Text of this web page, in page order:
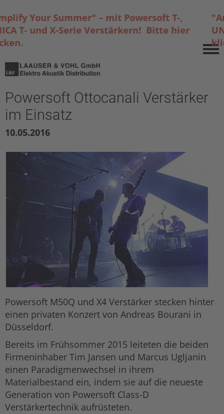
Your Summer" – mit Powersoft T-,
T- und X-Serie Verstärkern! Bitte hier
Powersoft Ottocanali Verstärker
im Einsatz
10.05.2016
Powersoft M50Q und X4 Verstärker stecken hinter
einen privaten Konzert von Andreas Bourani in
Düsseldorf.
Bereits im Frühsommer 2015 leiteten die beiden
Firmeninhaber Tim Jansen und Marcus Ugljanin
einen Paradigmenwechsel in ihrem
Materialbestand ein, indem sie auf die neueste
Generation von Powersoft Class-D
Verstärkertechnik aufrüsteten.